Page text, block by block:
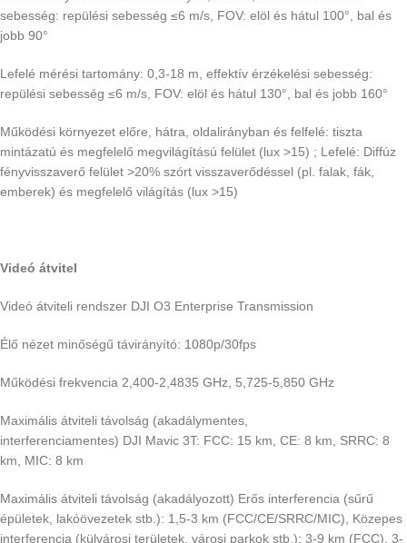
sebesség: repülési sebesség ≤6 m/s, FOV: elöl és hátul 100°, bal és
jobb 90°
Lefelé mérési tartomány: 0,3-18 m, effektív érzékelési sebesség:
repülési sebesség ≤6 m/s, FOV: elöl és hátul 130°, bal és jobb 160°
Működési környezet előre, hátra, oldalirányban és felfelé: tiszta
mintázatú és megfelelő megvilágítású felület (lux >15) ; Lefelé: Diffúz
fényvisszaverő felület >20% szórt visszaverődéssel (pl. falak, fák,
emberek) és megfelelő világítás (lux >15)
Videó átvitel
Videó átviteli rendszer DJI O3 Enterprise Transmission
Élő nézet minőségű távirányító: 1080p/30fps
Működési frekvencia 2,400-2,4835 GHz, 5,725-5,850 GHz
Maximális átviteli távolság (akadálymentes,
interferenciamentes) DJI Mavic 3T: FCC: 15 km, CE: 8 km, SRRC: 8
km, MIC: 8 km
Maximális átviteli távolság (akadályozott) Erős interferencia (sűrű
épületek, lakóövezetek stb.): 1,5-3 km (FCC/CE/SRRC/MIC), Közepes
interferencia (külvárosi területek, városi parkok stb.): 3-9 km (FCC), 3-